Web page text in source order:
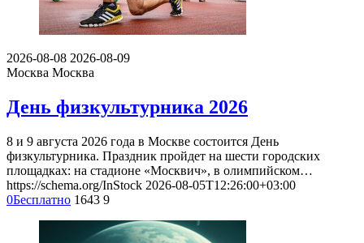
2026-08-08 2026-08-09
Москва Москва
День физкультурника 2026
8 и 9 августа 2026 года в Москве состоится День
физкультурника. Праздник пройдет на шести городских
площадках: на стадионе «Москвич», в олимпийском…
https://schema.org/InStock 2026-08-05T12:26:00+03:00
0Бесплатно 1643 9